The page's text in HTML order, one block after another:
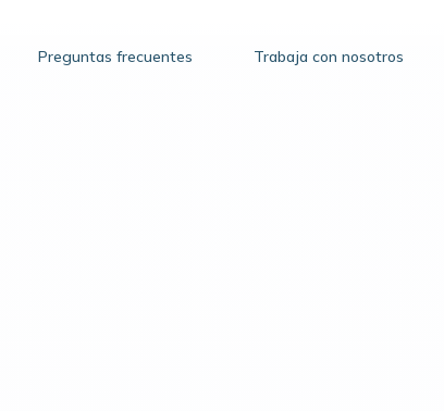
Preguntas frecuentes Trabaja con nosotros